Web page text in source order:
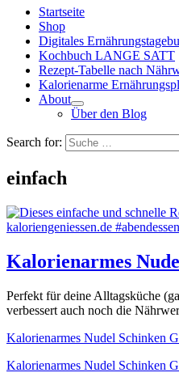
Startseite
Shop
Digitales
Kochbuch LANGE SATT
Rezept-Tabelle nach
Kalorienarme
About
Über den Blog
Search for:
einfach
Kalorienarmes
Perfekt für deine Alltagsküche
verbessert auch noch die
Kalorienarmes Nudel Schinken
Kalorienarmes Nudel Schinken